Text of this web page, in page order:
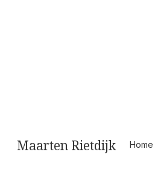
Maarten Rietdijk Home